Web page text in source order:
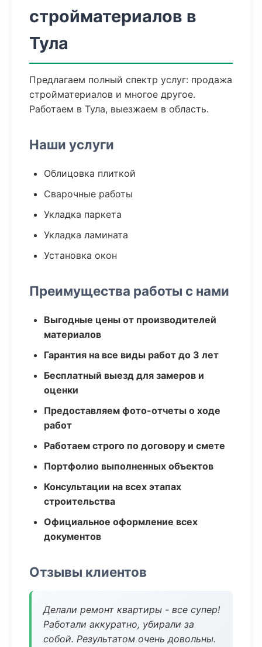
стройматериалов в
Тула
Предлагаем полный спектр услуг: продажа
стройматериалов и многое другое.
Работаем в Тула, выезжаем в область.
Наши услуги
Облицовка плиткой
Сварочные работы
Укладка паркета
Укладка ламината
Установка окон
Преимущества работы с нами
Выгодные цены от производителей
материалов
Гарантия на все виды работ до 3 лет
Бесплатный выезд для замеров и
оценки
Предоставляем фото-отчеты о ходе
работ
Работаем строго по договору и смете
Портфолио выполненных объектов
Консультации на всех этапах
строительства
Официальное оформление всех
документов
Отзывы клиентов
Делали ремонт квартиры - все супер!
Работали аккуратно, убирали за
собой. Результатом очень довольны.